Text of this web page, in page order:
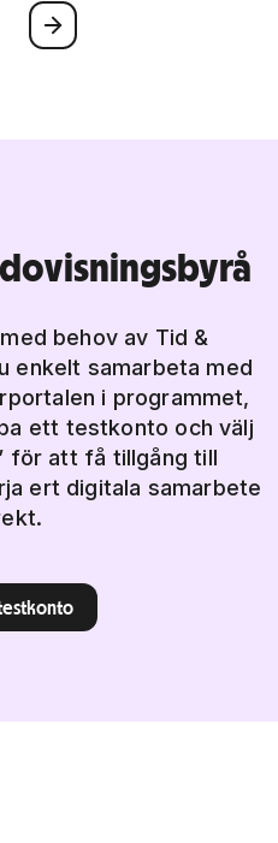
Nästa
behov av Tid &
enkelt samarbeta med
i programmet,
ett testkonto och välj
för att få tillgång till
ert digitala samarbete